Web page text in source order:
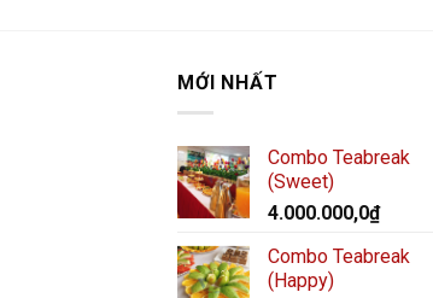
MỚI NHẤT
Combo Teabreak
(Sweet)
4.000.000,0₫
Combo Teabreak
(Happy)